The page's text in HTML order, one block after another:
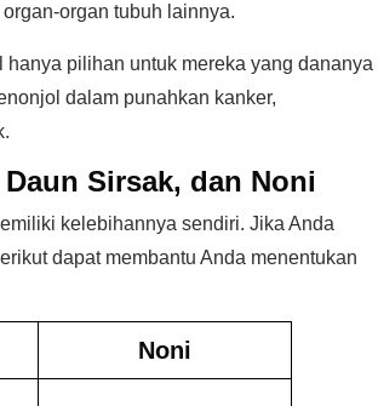
organ tubuh lainnya.
pilihan untuk mereka yang dananya
dalam punahkan kanker,
Sirsak, dan Noni
kelebihannya sendiri. Jika Anda
dapat membantu Anda menentukan
Noni